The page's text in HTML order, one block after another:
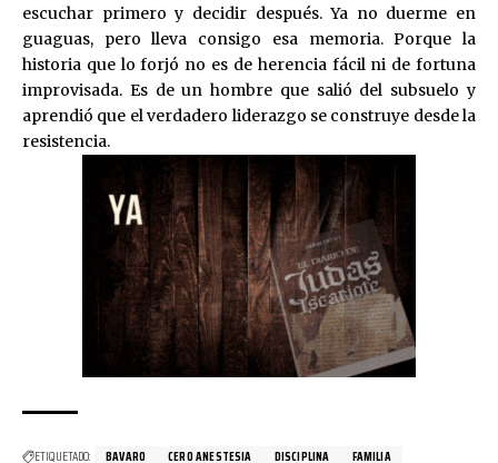
escuchar primero y decidir después. Ya no duerme en
guaguas, pero lleva consigo esa memoria. Porque la
historia que lo forjó no es de herencia fácil ni de fortuna
improvisada. Es de un hombre que salió del subsuelo y
aprendió que el verdadero liderazgo se construye desde la
resistencia.
ETIQUETADO: BAVARO CERO ANESTESIA DISCIPLINA FAMILIA